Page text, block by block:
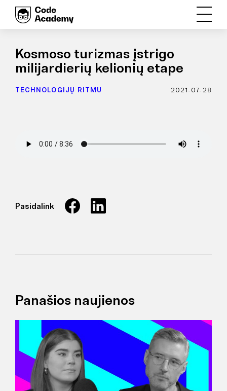
Kosmoso turizmas įstrigo
milijardierių kelionių etape
TECHNOLOGIJŲ RITMU 2021-07-28
Pasidalink
Panašios naujienos